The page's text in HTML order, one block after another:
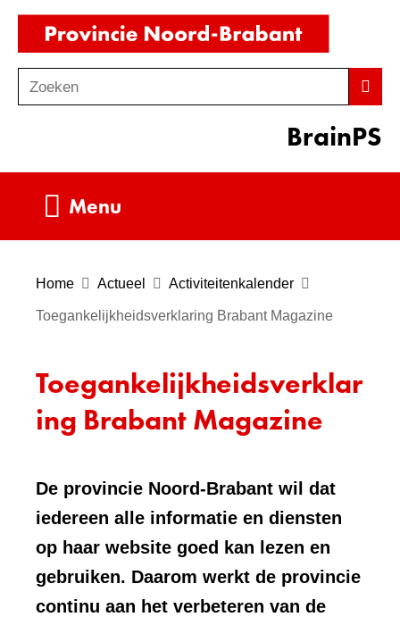
Ga
de
inhoud
o
Zoeken
BrainPS
Menu
Home Actueel Activiteitenkalender
Toegankelijkheidsverklaring Brabant Magazine
Toegankelijkheidsverklar
ing Brabant Magazine
De provincie Noord-Brabant wil dat
iedereen alle informatie en diensten
op haar website goed kan lezen en
gebruiken. Daarom werkt de provincie
continu aan het verbeteren van de